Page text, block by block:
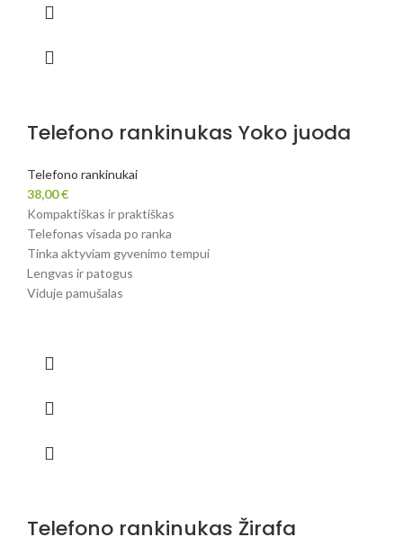
Telefono rankinukas Yoko juoda
Telefono rankinukai
38,00€
Kompaktiškas ir praktiškas
Telefonas visada po ranka
Tinka aktyviam gyvenimo tempui
Lengvas ir patogus
Viduje pamušalas
Telefono rankinukas Žirafa